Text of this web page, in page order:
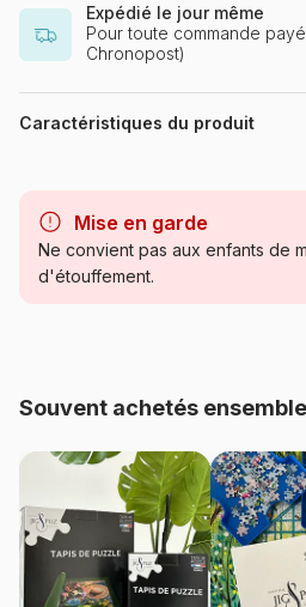
Expédié le jour même
Pour toute commande
Chronopost)
Caractéristiques du produit
Catégorie
Provenance
EAN
Nombre de pièces
Mise en garde
Ne convient pas aux enfants de
d'étouffement.
Souvent achetés ensemble